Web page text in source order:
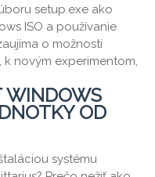
setup.exe ako
ISO a používanie
o možnosti
k novým experimentom,
WINDOWS
OD
systému